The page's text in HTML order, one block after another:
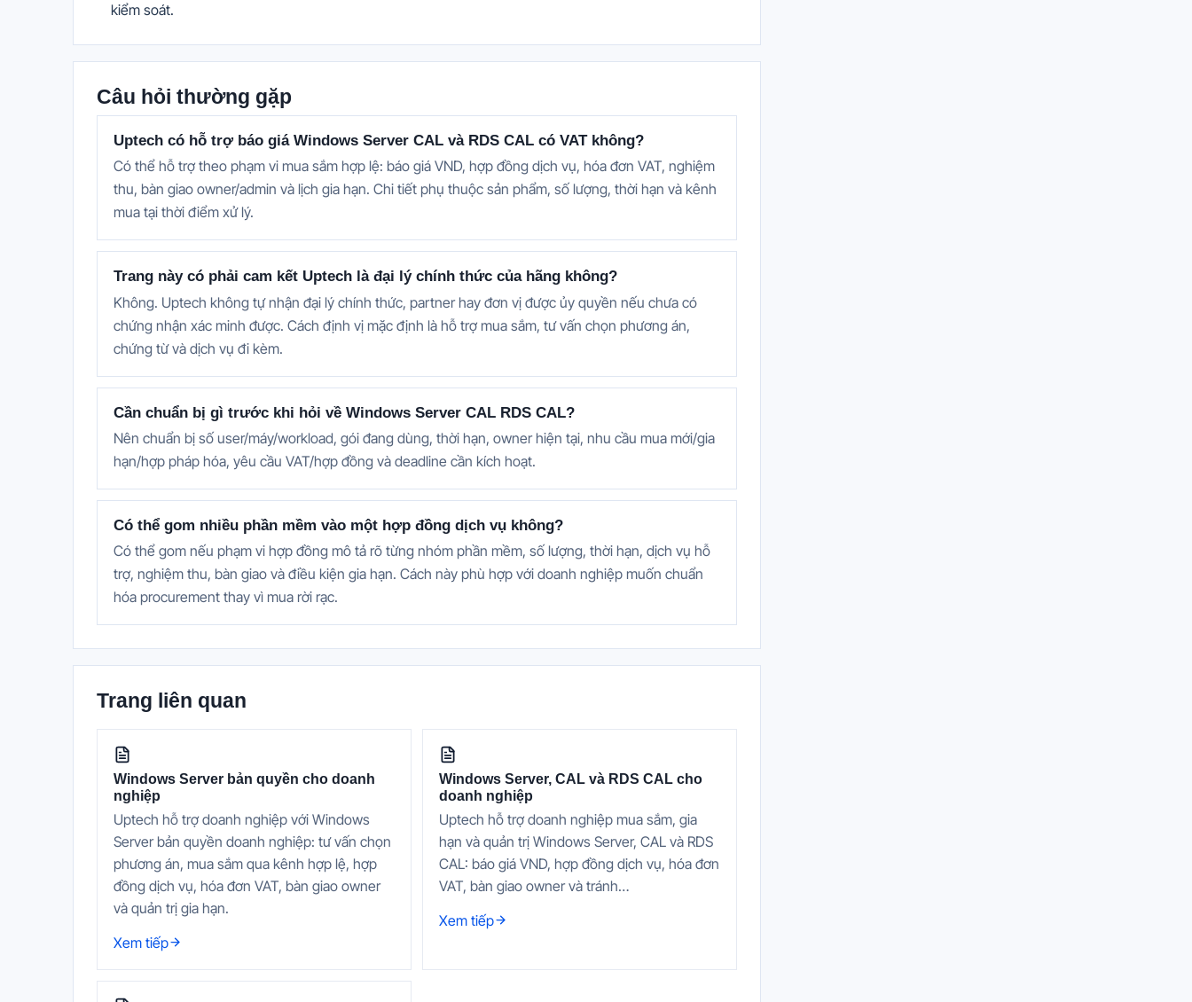
kiểm soát.
Câu hỏi thường gặp
Uptech có hỗ trợ báo giá Windows Server CAL và RDS CAL có VAT không?
Có thể hỗ trợ theo phạm vi mua sắm hợp lệ: báo giá VND, hợp đồng dịch vụ, hóa đơn VAT, nghiệm
thu, bàn giao owner/admin và lịch gia hạn. Chi tiết phụ thuộc sản phẩm, số lượng, thời hạn và kênh
mua tại thời điểm xử lý.
Trang này có phải cam kết Uptech là đại lý chính thức của hãng không?
Không. Uptech không tự nhận đại lý chính thức, partner hay đơn vị được ủy quyền nếu chưa có
chứng nhận xác minh được. Cách định vị mặc định là hỗ trợ mua sắm, tư vấn chọn phương án,
chứng từ và dịch vụ đi kèm.
Cần chuẩn bị gì trước khi hỏi về Windows Server CAL RDS CAL?
Nên chuẩn bị số user/máy/workload, gói đang dùng, thời hạn, owner hiện tại, nhu cầu mua mới/gia
hạn/hợp pháp hóa, yêu cầu VAT/hợp đồng và deadline cần kích hoạt.
Có thể gom nhiều phần mềm vào một hợp đồng dịch vụ không?
Có thể gom nếu phạm vi hợp đồng mô tả rõ từng nhóm phần mềm, số lượng, thời hạn, dịch vụ hỗ
trợ, nghiệm thu, bàn giao và điều kiện gia hạn. Cách này phù hợp với doanh nghiệp muốn chuẩn
hóa procurement thay vì mua rời rạc.
Trang liên quan
Windows Server bản quyền cho doanh
nghiệp
Uptech hỗ trợ doanh nghiệp với Windows
Server bản quyền doanh nghiệp: tư vấn chọn
phương án, mua sắm qua kênh hợp lệ, hợp
đồng dịch vụ, hóa đơn VAT, bàn giao owner
và quản trị gia hạn.
Xem tiếp
Windows Server, CAL và RDS CAL cho
doanh nghiệp
Uptech hỗ trợ doanh nghiệp mua sắm, gia
hạn và quản trị Windows Server, CAL và RDS
CAL: báo giá VND, hợp đồng dịch vụ, hóa đơn
VAT, bàn giao owner và tránh…
Xem tiếp